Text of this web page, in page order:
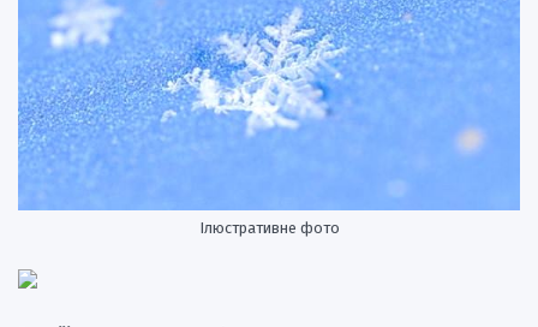
Ілюстративне фото